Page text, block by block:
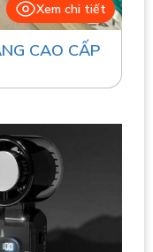
Xem chi tiết
CAO CẤP